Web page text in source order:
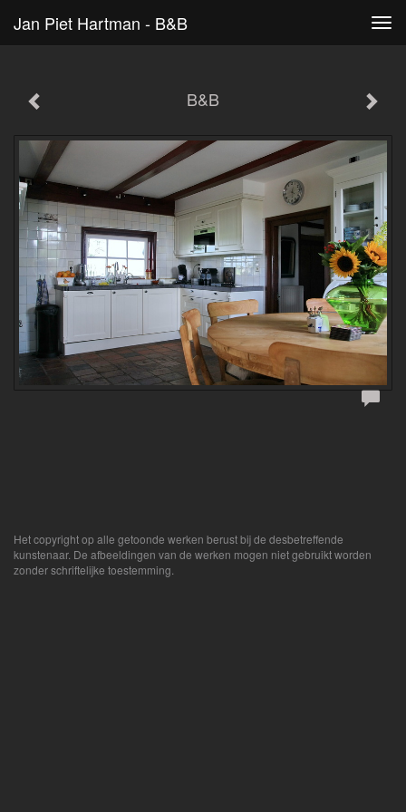
Jan Piet Hartman - B&B
B&B
Het copyright op alle getoonde werken berust bij de desbetreffende
kunstenaar. De afbeeldingen van de werken mogen niet gebruikt worden
zonder schriftelijke toestemming.